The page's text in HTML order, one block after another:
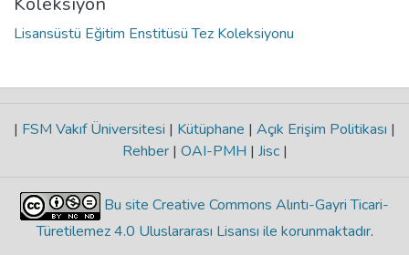
Lisansüstü Eğitim Enstitüsü Tez Koleksiyonu
| FSM Vakıf Üniversitesi | Kütüphane | Açık Erişim Politikası |
Rehber | OAI-PMH | Jisc |
Bu site Creative Commons Alıntı-Gayri Ticari-
Türetilemez 4.0 Uluslararası Lisansı ile korunmaktadır.